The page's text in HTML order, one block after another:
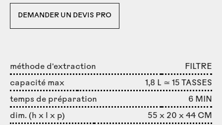
DEMANDER UN DEVIS PRO
méthode d'extraction FILTRE
capacité max 1,8 L ≃ 15 TASSES
temps de préparation 6 MIN
dim. (h x l x p) 55 x 20 x 44 CM